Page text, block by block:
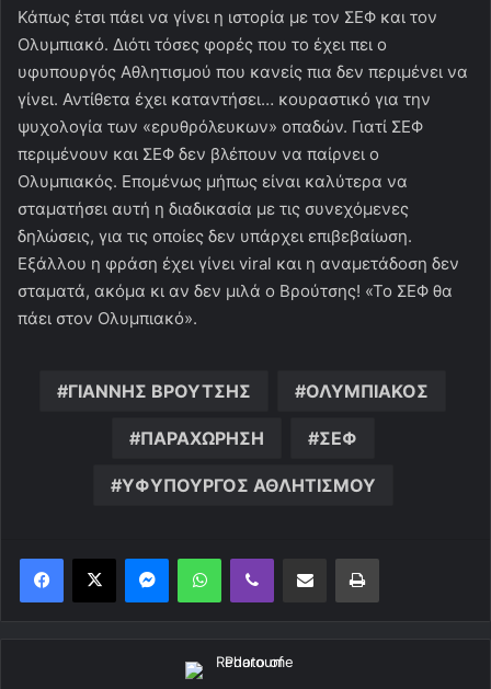
Κάπως έτσι πάει να γίνει η ιστορία με τον ΣΕΦ και τον
Ολυμπιακό. Διότι τόσες φορές που το έχει πει ο
υφυπουργός Αθλητισμού που κανείς πια δεν περιμένει να
γίνει. Αντίθετα έχει καταντήσει… κουραστικό για την
ψυχολογία των «ερυθρόλευκων» οπαδών. Γιατί ΣΕΦ
περιμένουν και ΣΕΦ δεν βλέπουν να παίρνει ο
Ολυμπιακός. Επομένως μήπως είναι καλύτερα να
σταματήσει αυτή η διαδικασία με τις συνεχόμενες
δηλώσεις, για τις οποίες δεν υπάρχει επιβεβαίωση.
Εξάλλου η φράση έχει γίνει viral και η αναμετάδοση δεν
σταματά, ακόμα κι αν δεν μιλά ο Βρούτσης! «Το ΣΕΦ θα
πάει στον Ολυμπιακό».
ΓΙΑΝΝΗΣ ΒΡΟΥΤΣΗΣ ΟΛΥΜΠΙΑΚΟΣ
ΠΑΡΑΧΩΡΗΣΗ ΣΕΦ
ΥΦΥΠΟΥΡΓΟΣ ΑΘΛΗΤΙΣΜΟΥ
MessengerWhatsAppViber Κοινοποίηση μέσω ηλεκτρονικού ταχυδρομείουΕκτύπωση